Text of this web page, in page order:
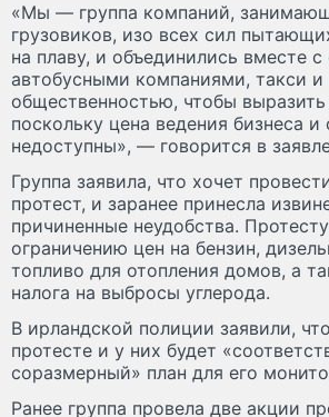
«Мы — группа компаний,
грузовиков, изо всех сил
на плаву, и объединились вместе
автобусными компаниями, такси
общественностью, чтобы выразить
поскольку цена ведения бизнеса
недоступны», — говорится в
Группа заявила, что хочет
протест, и заранее принесла
причиненные неудобства.
ограничению цен на бензин,
топливо для отопления домов, а
налога на выбросы углерода.
В ирландской полиции заявили,
протесте и у них будет
соразмерный» план для его
Ранее группа провела две акции